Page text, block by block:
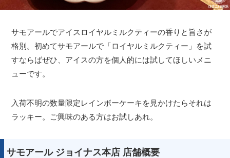
サモアールでアイスロイヤルミルクティーの香りと旨さが
格別。初めてサモアールで「ロイヤルミルクティー」を試
すならばぜひ、アイスの方を個人的には試してほしいメニ
ューです。
入荷不明の数量限定レインボーケーキを見かけたらそれは
ラッキー。ご興味のある方はお試しあれ。
サモアール ジョイナス本店 店舗概要